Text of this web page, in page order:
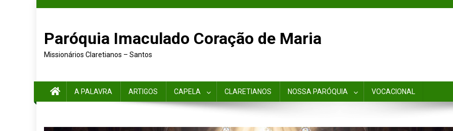
Paróquia Imaculado Coração de Maria
Missionários Claretianos – Santos
A PALAVRA ARTIGOS CAPELA CLARETIANOS NOSSA PARÓQUIA VOCACIONAL